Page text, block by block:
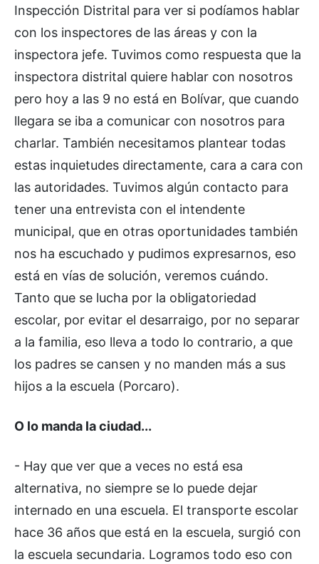
Inspección Distrital para ver si podíamos hablar
con los inspectores de las áreas y con la
inspectora jefe. Tuvimos como respuesta que la
inspectora distrital quiere hablar con nosotros
pero hoy a las 9 no está en Bolívar, que cuando
llegara se iba a comunicar con nosotros para
charlar. También necesitamos plantear todas
estas inquietudes directamente, cara a cara con
las autoridades. Tuvimos algún contacto para
tener una entrevista con el intendente
municipal, que en otras oportunidades también
nos ha escuchado y pudimos expresarnos, eso
está en vías de solución, veremos cuándo.
Tanto que se lucha por la obligatoriedad
escolar, por evitar el desarraigo, por no separar
a la familia, eso lleva a todo lo contrario, a que
los padres se cansen y no manden más a sus
hijos a la escuela (Porcaro).
O lo manda la ciudad...
- Hay que ver que a veces no está esa
alternativa, no siempre se lo puede dejar
internado en una escuela. El transporte escolar
hace 36 años que está en la escuela, surgió con
la escuela secundaria. Logramos todo eso con